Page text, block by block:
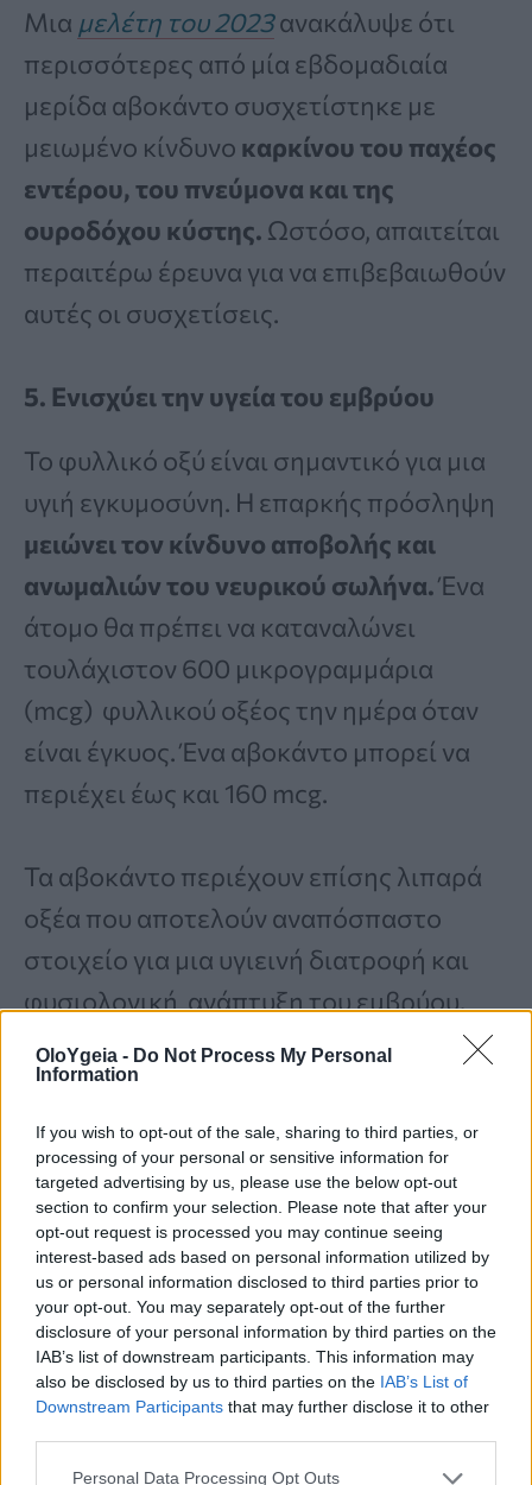
OloYgeia - Do Not Process My Personal
Information
If you wish to opt-out of the sale, sharing to third parties, or
processing of your personal or sensitive information for
targeted advertising by us, please use the below opt-out
section to confirm your selection. Please note that after your
opt-out request is processed you may continue seeing
interest-based ads based on personal information utilized by
us or personal information disclosed to third parties prior to
your opt-out. You may separately opt-out of the further
disclosure of your personal information by third parties on the
IAB’s list of downstream participants. This information may
also be disclosed by us to third parties on the IAB’s List of
Downstream Participants that may further disclose it to other
Personal Data Processing Opt Outs
Μια μελέτη του 2023ανακάλυψε ότι
περισσότερες από μία εβδομαδιαία
μερίδα αβοκάντο συσχετίστηκε με
μειωμένο κίνδυνο καρκίνου του παχέος
εντέρου, του πνεύμονα και της
ουροδόχου κύστης. Ωστόσο, απαιτείται
περαιτέρω έρευνα για να επιβεβαιωθούν
αυτές οι συσχετίσεις.
5. Ενισχύει την υγεία του εμβρύου
Το φυλλικό οξύ είναι σημαντικό για μια
υγιή εγκυμοσύνη. Η επαρκής πρόσληψη
μειώνει τον κίνδυνο αποβολής και
ανωμαλιών του νευρικού σωλήνα.Ένα
άτομο θα πρέπει να καταναλώνει
τουλάχιστον 600 μικρογραμμάρια
(mcg) φυλλικού οξέος την ημέρα όταν
είναι έγκυος. Ένα αβοκάντο μπορεί να
περιέχει έως και 160 mcg.
Τα αβοκάντο περιέχουν επίσης λιπαρά
οξέα που αποτελούν αναπόσπαστο
στοιχείο για μια υγιεινή διατροφή και
φυσιολογική ανάπτυξη του εμβρύου.
6. Σταματάει τις λιγούρες
Επιθυμείτε να κόψετε ανθυγιεινά σνακ
μεταξύ των γευμάτων; Δεν έχετε παρά
να εντάξετε τη συγκεκριμένη τροφή στη
διατροφή σας.
Σύμφωνα με τους ειδικούς όσοι
καταναλώνουν τρώνε αβοκάντο με το
γεύμα τους,είναι λιγότερο πιθανό να